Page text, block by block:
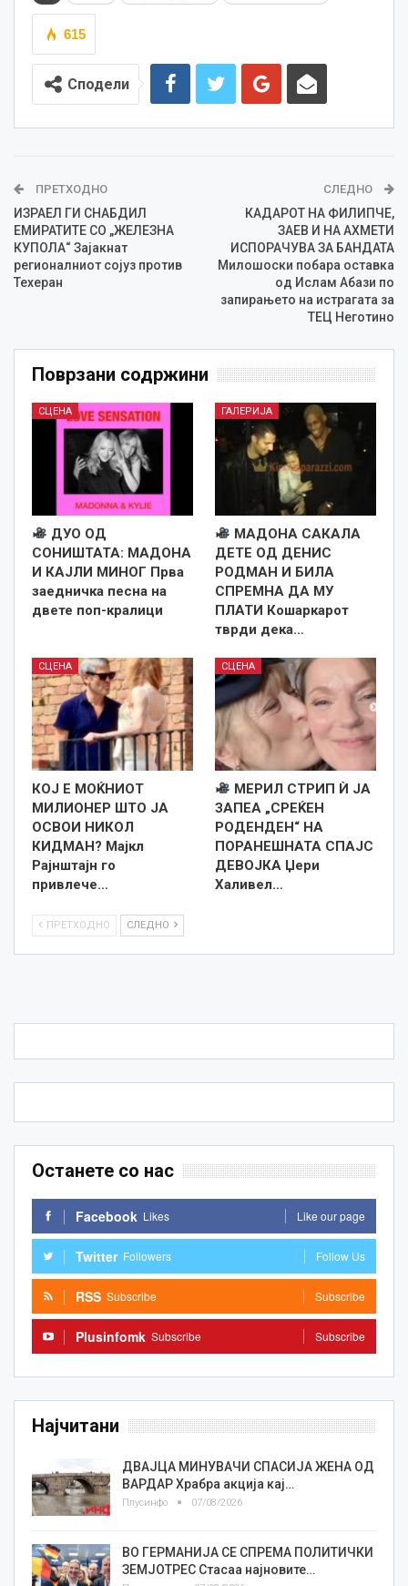
615
Сподели
ПРЕТХОДНО
ИЗРАЕЛ ГИ СНАБДИЛ
ЕМИРАТИТЕ СО „ЖЕЛЕЗНА
КУПОЛА“ Зајакнат
регионалниот сојуз против
Техеран
СЛЕДНО
КАДАРОТ НА ФИЛИПЧЕ,
ЗАЕВ И НА АХМЕТИ
ИСПОРАЧУВА ЗА БАНДАТА
Милошоски побара оставка
од Ислам Абази по
запирањето на истрагата за
ТЕЦ Неготино
Поврзани содржини
СЦЕНА
ДУО ОД
СОНИШТАТА: МАДОНА
И КАЈЛИ МИНОГ Прва
заедничка песна на
двете поп-кралици
ГАЛЕРИЈА
МАДОНА САКАЛА
ДЕТЕ ОД ДЕНИС
РОДМАН И БИЛА
СПРЕМНА ДА МУ
ПЛАТИ Кошаркарот
тврди дека…
СЦЕНА
КОЈ Е МОЌНИОТ
МИЛИОНЕР ШТО ЈА
ОСВОИ НИКОЛ
КИДМАН? Мајкл
Рајнштајн го
привлече…
СЦЕНА
МЕРИЛ СТРИП Ѝ ЈА
ЗАПЕА „СРЕЌЕН
РОДЕНДЕН“ НА
ПОРАНЕШНАТА СПАЈС
ДЕВОЈКА Џери
Халивел…
ПРЕТХОДНО СЛЕДНО
Останете со нас
Facebook Likes Like our page
Twitter Followers Follow Us
RSS Subscribe Subscribe
Plusinfomk Subscribe Subscribe
Најчитани
ДВАЈЦА МИНУВАЧИ СПАСИЈА ЖЕНА ОД
ВАРДАР Храбра акција кај…
Плусинфо 07/08/2026
ВО ГЕРМАНИЈА СЕ СПРЕМА ПОЛИТИЧКИ
ЗЕМЈОТРЕС Стасаа најновите…